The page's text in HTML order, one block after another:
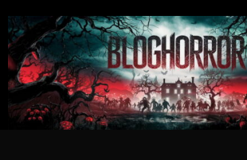
TO
CONTENT